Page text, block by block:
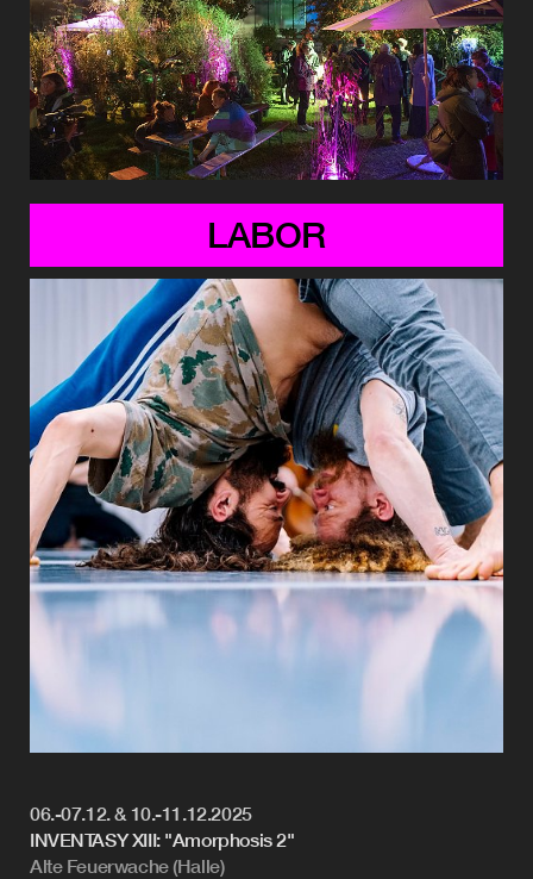
GASTGEGEBRSCHAFT
MOUVOIR
MOUVOIR
SALONS
LABOREN
TANZPAKT
LABOR
06.-07.12. & 10.-11.12.2025
INVENTASY XIII: "Amorphosis 2"
Alte Feuerwache (Halle)